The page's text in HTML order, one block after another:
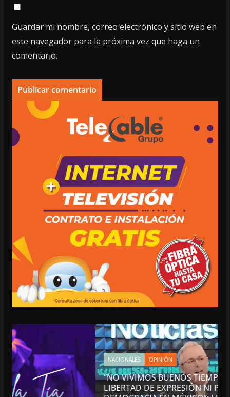
Guardar mi nombre, correo electrónico y sitio web en
este navegador para la próxima vez que haga un
comentario.
NACIONALES OPINIÓN
“NO VIVIMOS BUENOS TIEMPOS PARA LA
LIBERTAD DE EXPRESIÓN NI PARA LA